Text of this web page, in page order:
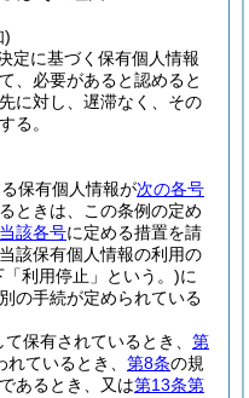
)
定に基づく保有個人情報
、必要があると認めると
に対し、遅滞なく、その
る。
保有個人情報が次の各号
ときは、この条例の定め
当該各号に定める措置を請
該保有個人情報の利用の
「利用停止」という。)に
の手続が定められている
保有されているとき、 第
ているとき、 第8条の規
あるとき、又は第13条第